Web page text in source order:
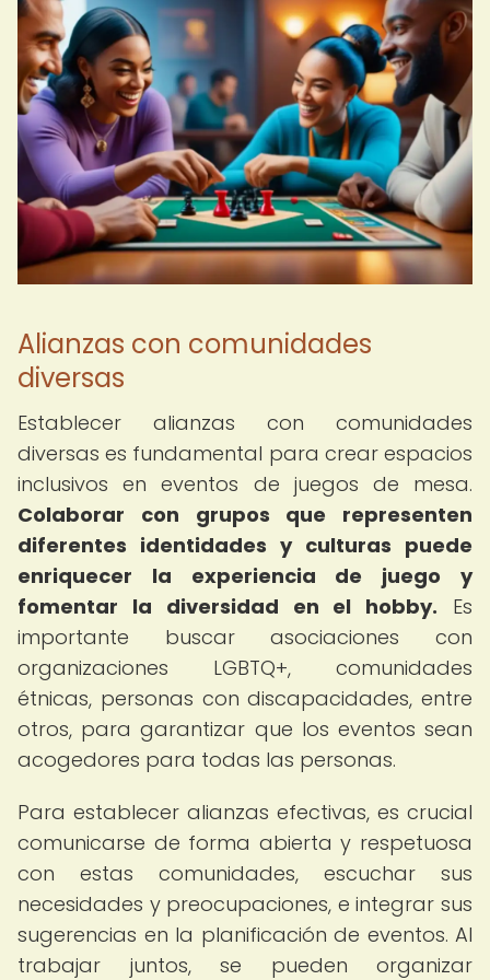
Alianzas con comunidades
diversas
Establecer alianzas con comunidades
diversas es fundamental para crear espacios
inclusivos en eventos de juegos de mesa.
Colaborar con grupos que representen
diferentes identidades y culturas puede
enriquecer la experiencia de juego y
fomentar la diversidad en el hobby. Es
importante buscar asociaciones con
organizaciones LGBTQ+, comunidades
étnicas, personas con discapacidades, entre
otros, para garantizar que los eventos sean
acogedores para todas las personas.
Para establecer alianzas efectivas, es crucial
comunicarse de forma abierta y respetuosa
con estas comunidades, escuchar sus
necesidades y preocupaciones, e integrar sus
sugerencias en la planificación de eventos. Al
trabajar juntos, se pueden organizar